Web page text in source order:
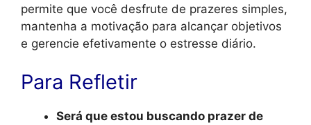
permite que você desfrute de prazeres simples,
mantenha a motivação para alcançar objetivos
e gerencie efetivamente o estresse diário.
Para Refletir
Será que estou buscando prazer de